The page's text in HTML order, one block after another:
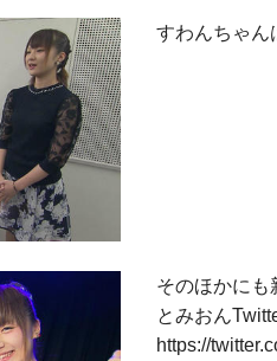
すわんちゃん
そのほかにも
とみおん
https://